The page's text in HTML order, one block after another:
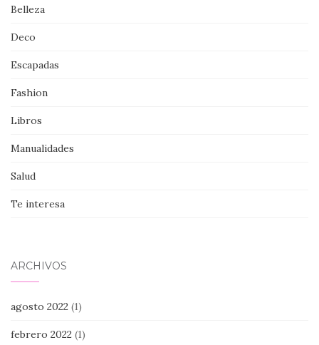
Belleza
Deco
Escapadas
Fashion
Libros
Manualidades
Salud
Te interesa
ARCHIVOS
agosto 2022 (1)
febrero 2022 (1)